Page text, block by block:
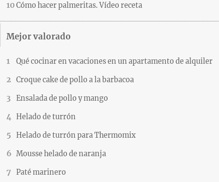
Cómo hacer palmeritas. Vídeo receta
Mejor valorado
Qué cocinar en vacaciones en un apartamento de alquiler
Croque cake de pollo a la barbacoa
Ensalada de pollo y mango
Helado de turrón
Helado de turrón para Thermomix
Mousse helado de naranja
Paté marinero